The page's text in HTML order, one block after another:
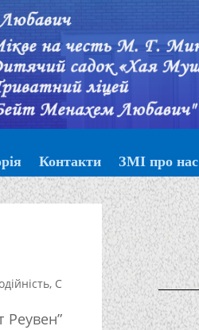
Контакти ЗМІ про нас
, С
Реувен”